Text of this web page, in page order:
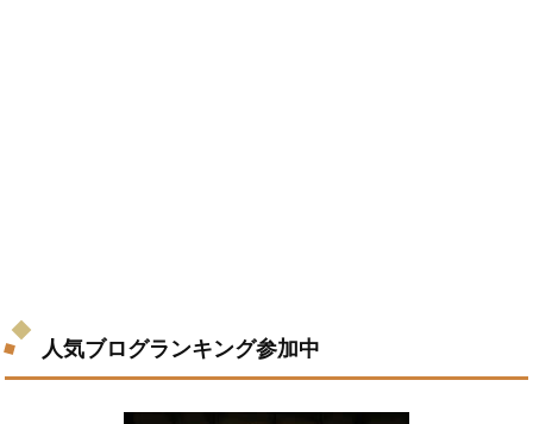
人気ブログランキング参加中